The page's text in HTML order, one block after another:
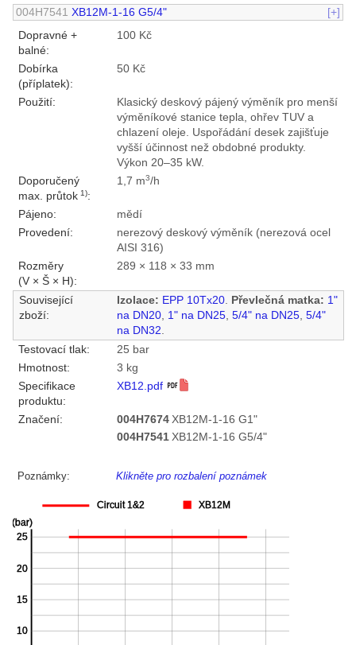
004H7541 XB12M-1-16 G5/4"
[+]
Dopravné +
balné:
100 Kč
Dobírka
(příplatek):
50 Kč
Použití:
Klasický deskový pájený výměník pro menší
výměníkové stanice tepla, ohřev TUV a
chlazení oleje. Uspořádání desek zajišťuje
vyšší účinnost než obdobné produkty.
Výkon 20–35 kW.
Doporučený
max. průtok1):
1,7 m3/h
Pájeno:
mědí
Provedení:
nerezový deskový výměník (nerezová ocel
AISI 316)
Rozměry
(V × Š × H):
289 × 118 × 33 mm
Související
zboží:
Izolace: EPP 10Tx20. Převlečná matka: 1"
na DN20, 1" na DN25, 5/4" na DN25, 5/4"
na DN32.
Testovací tlak:
25 bar
Hmotnost:
3 kg
Specifikace
produktu:
XB12.pdf
Značení: 004H7674 XB12M-1-16 G1"
004H7541 XB12M-1-16 G5/4"
Poznámky: Klikněte pro rozbalení poznámek